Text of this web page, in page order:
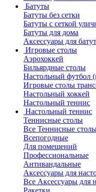
Батуты
Батуты без сетки
Батуты с сеткой
Батуты для дома
Аксессуары для
Игровые столы
Аэрохоккей
Бильярдные столы
Настольный футбол
Игровые столы
Настольный хоккей
Настольный теннис
Настольный теннис
Теннисные столы
Все Теннисные
Всепогодные
Для помещений
Профессиональные
Антивандальные
Аксессуары для
Все Аксессуары для
Ракетки